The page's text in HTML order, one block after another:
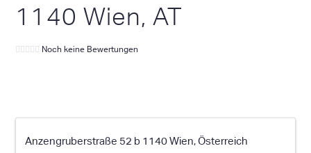
1140 Wien, AT
Noch keine Bewertungen
Anzengruberstraße 52 b 1140 Wien, Österreich